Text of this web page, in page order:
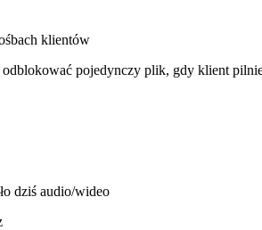
klientów
pojedynczy plik, gdy klient
dziś audio/wideo